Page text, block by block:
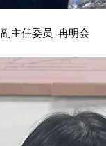
副主任委员 冉明会